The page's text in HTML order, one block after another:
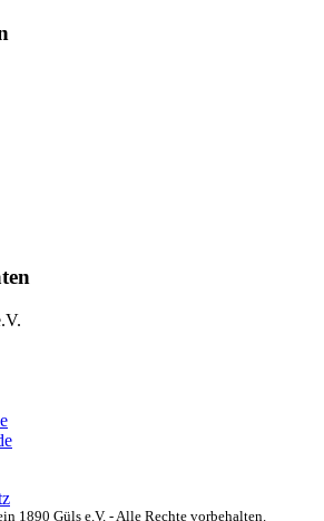
1890 Güls e.V. - Alle Rechte vorbehalten.